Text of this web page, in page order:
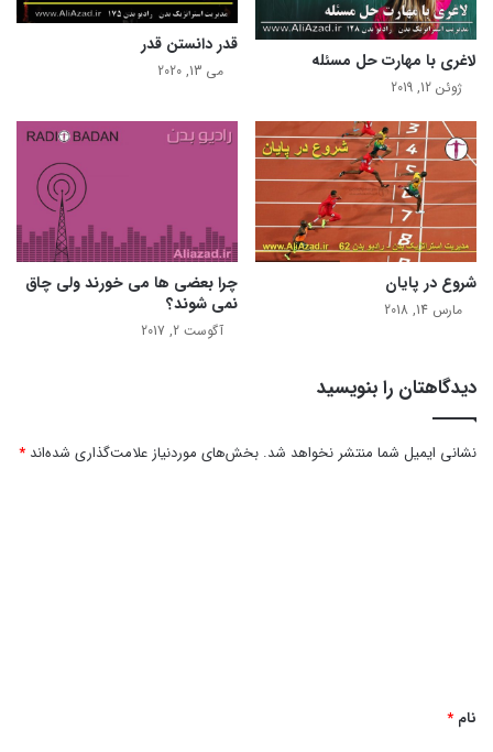
لاغری با مهارت حل مسئله
ژوئن 12, 2019
قدر دانستن قدر
می 13, 2020
شروع در پایان
مارس 14, 2018
چرا بعضی ها می خورند ولی چاق
نمی شوند؟
آگوست 2, 2017
دیدگاهتان را بنویسید
نشانی ایمیل شما منتشر نخواهد شد. بخش‌های موردنیاز علامت‌گذاری شده‌اند *
نام *